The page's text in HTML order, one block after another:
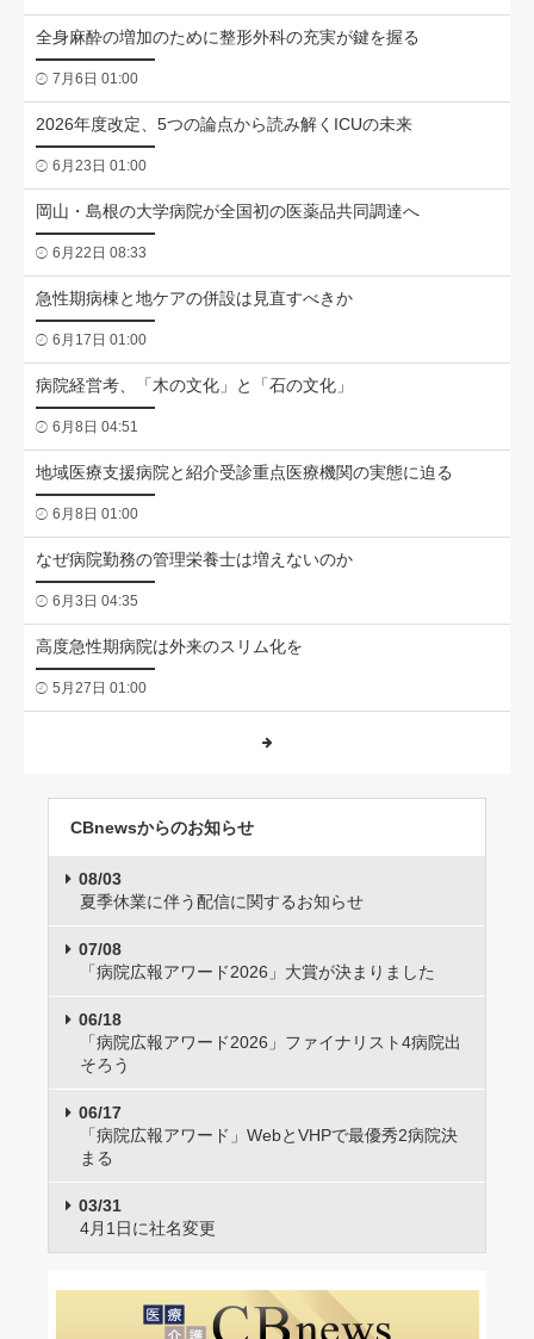
全身麻酔の増加のために整形外科の充実が鍵を握る
7月6日 01:00
2026年度改定、5つの論点から読み解くICUの未来
6月23日 01:00
岡山・島根の大学病院が全国初の医薬品共同調達へ
6月22日 08:33
急性期病棟と地ケアの併設は見直すべきか
6月17日 01:00
病院経営考、「木の文化」と「石の文化」
6月8日 04:51
地域医療支援病院と紹介受診重点医療機関の実態に迫る
6月8日 01:00
なぜ病院勤務の管理栄養士は増えないのか
6月3日 04:35
高度急性期病院は外来のスリム化を
5月27日 01:00
CBnewsからのお知らせ
08/03
夏季休業に伴う配信に関するお知らせ
07/08
「病院広報アワード2026」大賞が決まりました
06/18
「病院広報アワード2026」ファイナリスト4病院出
そろう
06/17
「病院広報アワード」WebとVHPで最優秀2病院決
まる
03/31
4月1日に社名変更